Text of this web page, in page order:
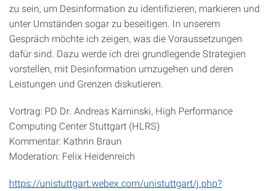
zu sein, um Desinformation zu identifizieren, markieren und
unter Umständen sogar zu beseitigen. In unserem
Gespräch möchte ich zeigen, was die Voraussetzungen
dafür sind. Dazu werde ich drei grundlegende Strategien
vorstellen, mit Desinformation umzugehen und deren
Leistungen und Grenzen diskutieren.
Vortrag: PD Dr. Andreas Kaminski, High Performance
Computing Center Stuttgart (HLRS)
Kommentar: Kathrin Braun
Moderation: Felix Heidenreich
https://unistuttgart.webex.com/unistuttgart/j.php?